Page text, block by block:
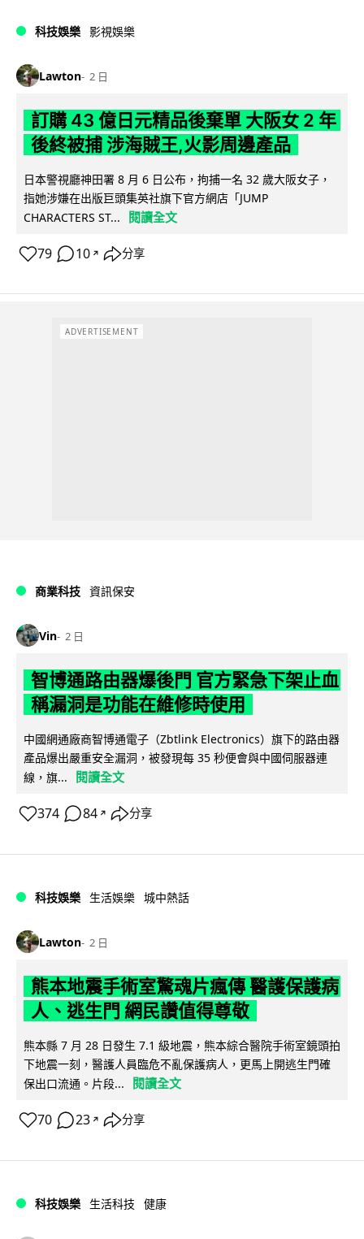
科技娛樂 影視娛樂
Lawton 2 日
訂購 43 億日元精品後棄單 大阪女 2 年
後終被捕 涉海賊王,火影周邊產品
日本警視廳神田署 8 月 6 日公布，拘捕一名 32 歲大阪女子，
指她涉嫌在出版巨頭集英社旗下官方網店「JUMP
CHARACTERS ST...
閱讀全文
79 10 ↗ 分享
ADVERTISEMENT
商業科技 資訊保安
Vin 2 日
智博通路由器爆後門 官方緊急下架止血
稱漏洞是功能在維修時使用
中國網通廠商智博通電子（Zbtlink Electronics）旗下的路由器
產品爆出嚴重安全漏洞，被發現每 35 秒便會與中國伺服器連
線，旗...
閱讀全文
374 84 ↗ 分享
科技娛樂 生活娛樂 城中熱話
Lawton 2 日
熊本地震手術室驚魂片瘋傳 醫護保護病
人、逃生門 網民讚值得尊敬
熊本縣 7 月 28 日發生 7.1 級地震，熊本綜合醫院手術室鏡頭拍
下地震一刻，醫護人員臨危不亂保護病人，更馬上開逃生門確
保出口流通。片段...
閱讀全文
70 23 ↗ 分享
科技娛樂 生活科技 健康